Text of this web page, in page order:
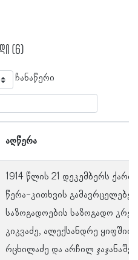
(6)
ჩანაწერი
აღწერა
1914 წლის 21 დეკემბერს
წერა-კითხვის
საზოგადოების საზოგადო
კიკვაძე, ალექსანდრე
რცხილაძე და არჩილ